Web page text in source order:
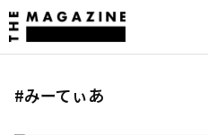
#みーてぃあ